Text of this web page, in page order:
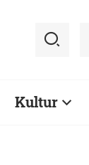
Kultur